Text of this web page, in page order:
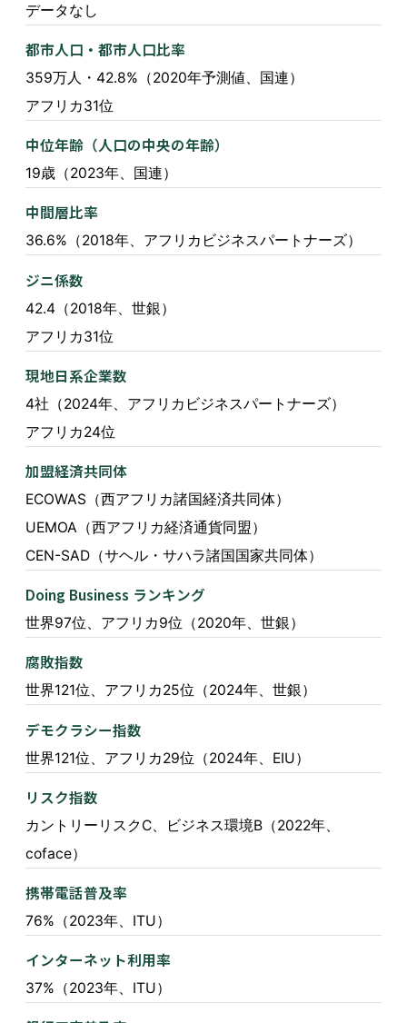
データなし
都市人口・都市人口比率
359万人・42.8%（2020年予測値、国連）
アフリカ31位
中位年齢（人口の中央の年齢）
19歳（2023年、国連）
中間層比率
36.6%（2018年、アフリカビジネスパートナーズ）
ジニ係数
42.4（2018年、世銀）
アフリカ31位
現地日系企業数
4社（2024年、アフリカビジネスパートナーズ）
アフリカ24位
加盟経済共同体
ECOWAS（西アフリカ諸国経済共同体）
UEMOA（西アフリカ経済通貨同盟）
CEN-SAD（サヘル・サハラ諸国国家共同体）
Doing Business ランキング
世界97位、アフリカ9位（2020年、世銀）
腐敗指数
世界121位、アフリカ25位（2024年、世銀）
デモクラシー指数
世界121位、アフリカ29位（2024年、EIU）
リスク指数
カントリーリスクC、ビジネス環境B（2022年、
coface）
携帯電話普及率
76%（2023年、ITU）
インターネット利用率
37%（2023年、ITU）